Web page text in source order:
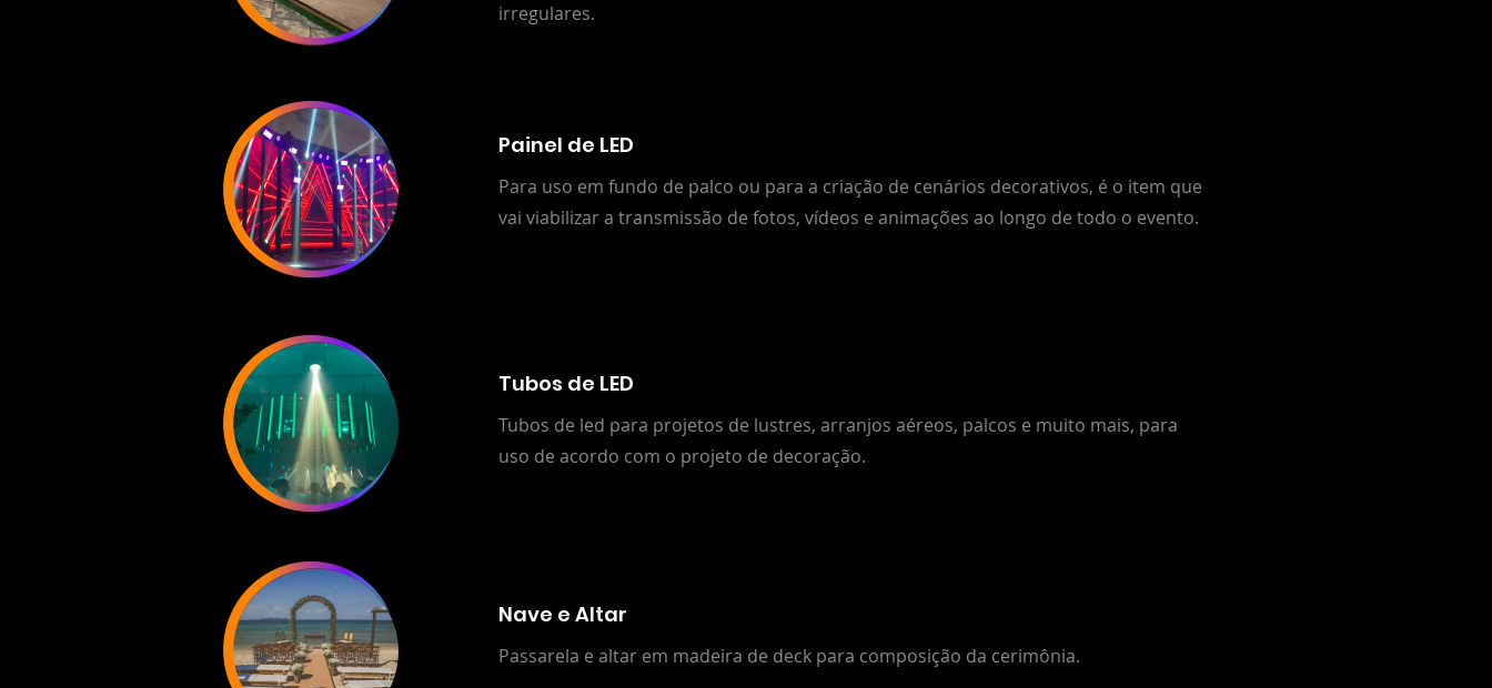
irregulares.
Painel de LED
Para uso em fundo de palco ou para a criação de cenários decorativos, é o item que
vai viabilizar a transmissão de fotos, vídeos e animações ao longo de todo o evento.
Tubos de LED
Tubos de led para projetos de lustres, arranjos aéreos, palcos e muito mais, para
uso de acordo com o projeto de decoração.
Nave e Altar
Passarela e altar em madeira de deck para composição da cerimônia.